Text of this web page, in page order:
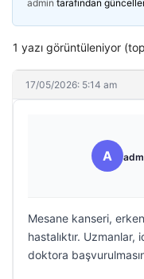
admin tarafından
1 yazı görüntüleniyor
17/05/2026: 5:14 am
A
Mesane kanseri,
hastalıktır.
doktora